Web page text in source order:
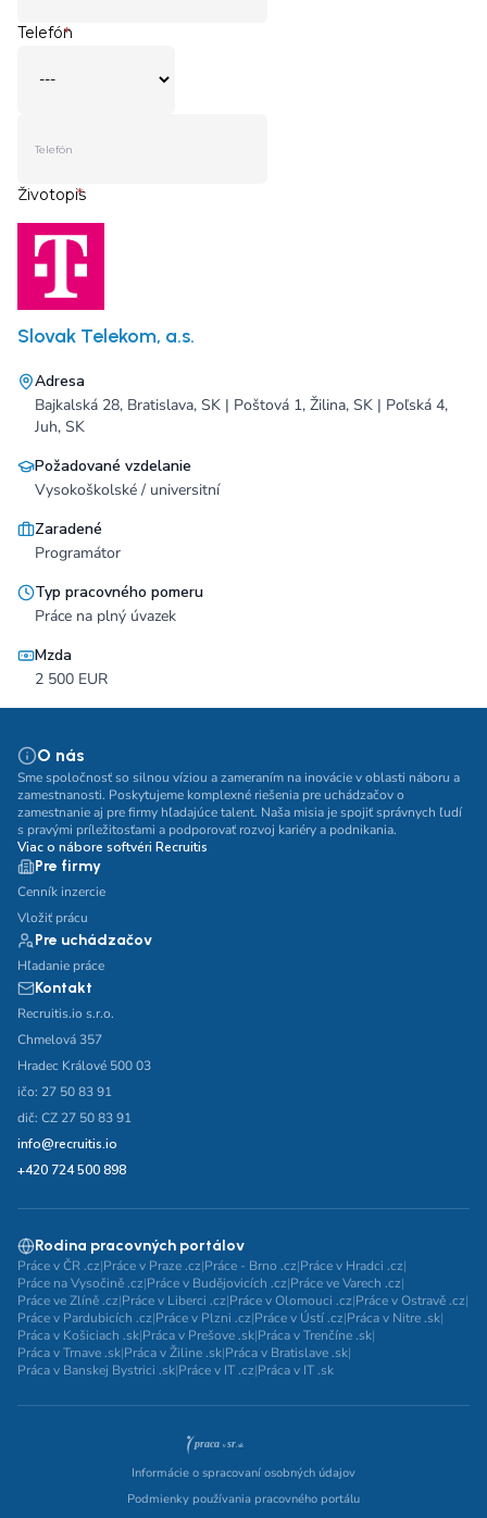
Slovak Telekom, a.s.
Adresa
Bajkalská 28, Bratislava, SK | Poštová 1, Žilina, SK | Poľská 4,
Juh, SK
Požadované vzdelanie
Vysokoškolské / universitní
Zaradené
Programátor
Typ pracovného pomeru
Práce na plný úvazek
Mzda
2 500 EUR
O nás
Sme spoločnosť so silnou víziou a zameraním na inovácie v oblasti náboru a
zamestnanosti. Poskytujeme komplexné riešenia pre uchádzačov o
zamestnanie aj pre firmy hľadajúce talent. Naša misia je spojiť správnych ľudí
s pravými príležitosťami a podporovať rozvoj kariéry a podnikania.
Viac o nábore softvéri Recruitis
Pre firmy
Cenník inzercie
Vložiť prácu
Pre uchádzačov
Hľadanie práce
Kontakt
Recruitis.io s.r.o.
Chmelová 357
Hradec Králové 500 03
ičo: 27 50 83 91
dič: CZ 27 50 83 91
info@recruitis.io
+420 724 500 898
Rodina pracovných portálov
Práce v ČR .cz|Práce v Praze .cz|Práce - Brno .cz|Práce v Hradci .cz|
Práce na Vysočině .cz|Práce v Budějovicích .cz|Práce ve Varech .cz|
Práce ve Zlíně .cz|Práce v Liberci .cz|Práce v Olomouci .cz|Práce v Ostravě .cz|
Práce v Pardubicích .cz|Práce v Plzni .cz|Práce v Ústí .cz|Práca v Nitre .sk|
Práca v Košiciach .sk|Práca v Prešove .sk|Práca v Trenčíne .sk|
Práca v Trnave .sk|Práca v Žiline .sk|Práca v Bratislave .sk|
Práca v Banskej Bystrici .sk|Práce v IT .cz|Práca v IT .sk
Informácie o spracovaní osobných údajov
Podmienky používania pracovného portálu